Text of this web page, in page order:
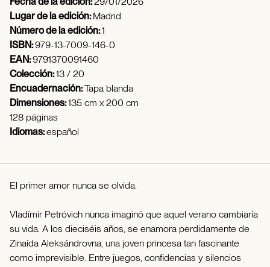
Lugar de la edición:Madrid
Número de la edición:1
ISBN:979-13-7009-146-0
EAN:9791370091460
Colección:13 / 20
Encuadernación:Tapa blanda
Dimensiones:135 cm x 200 cm
128 páginas
Idiomas:español
El primer amor nunca se olvida.
Vladímir Petróvich nunca imaginó que aquel verano cambiaría
su vida. A los dieciséis años, se enamora perdidamente de
Zinaída Aleksándrovna, una joven princesa tan fascinante
como imprevisible. Entre juegos, confidencias y silencios